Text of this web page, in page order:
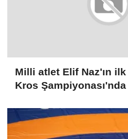
Milli atlet Elif Naz'ın
Kros